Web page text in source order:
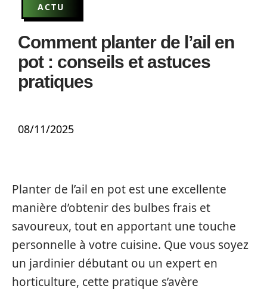
ACTU
Comment planter de l’ail en
pot : conseils et astuces
pratiques
08/11/2025
Planter de l’ail en pot est une excellente
manière d’obtenir des bulbes frais et
savoureux, tout en apportant une touche
personnelle à votre cuisine. Que vous soyez
un jardinier débutant ou un expert en
horticulture, cette pratique s’avère